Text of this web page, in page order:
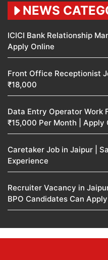
NEWS
ICICI Bank Relationship
Apply Online
Front Office Receptionist
₹18,000
Data Entry Operator Work
₹15,000 Per Month | Apply
Caretaker Job in Jaipur |
Experience
Recruiter Vacancy in
BPO Candidates Can Apply